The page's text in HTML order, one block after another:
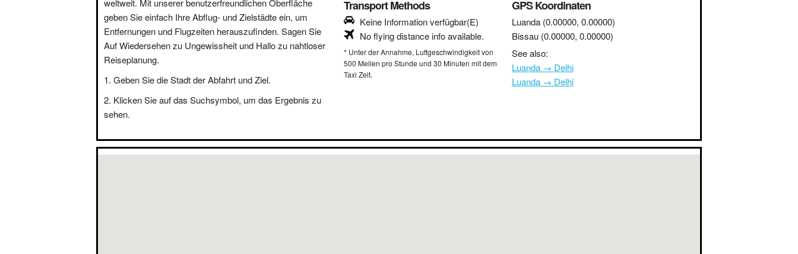
weltweit. Mit unserer benutzerfreundlichen Oberfläche
geben Sie einfach Ihre Abflug- und Zielstädte ein, um
Entfernungen und Flugzeiten herauszufinden. Sagen Sie
Auf Wiedersehen zu Ungewissheit und Hallo zu nahtloser
Reiseplanung.
Geben Sie die Stadt der Abfahrt und Ziel.
Klicken Sie auf das Suchsymbol, um das Ergebnis zu
sehen.
Transport Methods
Keine Information verfügbar(E)
No flying distance info available.
* Unter der Annahme, Luftgeschwindigkeit von
500 Meilen pro Stunde und 30 Minuten mit dem
Taxi Zeit.
GPS Koordinaten
Luanda (0.00000, 0.00000)
Bissau (0.00000, 0.00000)
See also:
Luanda → Delhi
Luanda → Delhi